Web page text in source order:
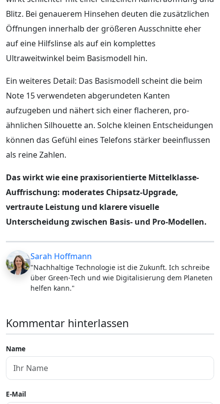
Blitz. Bei genauerem Hinsehen deuten die zusätzlichen
Öffnungen innerhalb der größeren Ausschnitte eher
auf eine Hilfslinse als auf ein komplettes
Ultraweitwinkel beim Basismodell hin.
Ein weiteres Detail: Das Basismodell scheint die beim
Note 15 verwendeten abgerundeten Kanten
aufzugeben und nähert sich einer flacheren, pro-
ähnlichen Silhouette an. Solche kleinen Entscheidungen
können das Gefühl eines Telefons stärker beeinflussen
als reine Zahlen.
Das wirkt wie eine praxisorientierte Mittelklasse-
Auffrischung: moderates Chipsatz-Upgrade,
vertraute Leistung und klarere visuelle
Unterscheidung zwischen Basis- und Pro-Modellen.
Sarah Hoffmann
"Nachhaltige Technologie ist die Zukunft. Ich schreibe
über Green-Tech und wie Digitalisierung dem Planeten
helfen kann."
Kommentar hinterlassen
Name
E-Mail